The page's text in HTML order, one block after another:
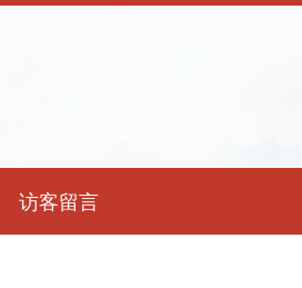
访客留言